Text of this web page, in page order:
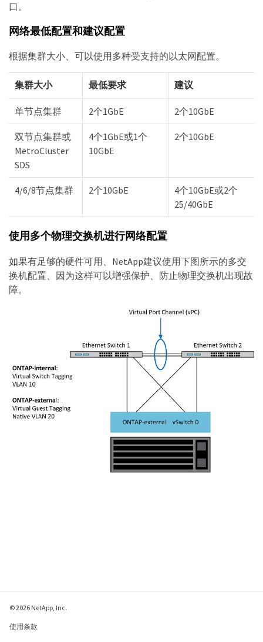
口。
网络最低配置和建议配置
根据集群大小、可以使用多种受支持的以太网配置。
集群大小 最低要求 建议
单节点集群 2个1GbE 2个10GbE
双节点集群或
MetroCluster
SDS
4个1GbE或1个
10GbE
2个10GbE
4/6/8节点集群 2个10GbE
4个10GbE或2个
25/40GbE
使用多个物理交换机进行网络配置
如果有足够的硬件可用、NetApp建议使用下图所示的多交
换机配置、因为这样可以增强保护、防止物理交换机出现故
障。
© 2026 NetApp, Inc.
使用条款